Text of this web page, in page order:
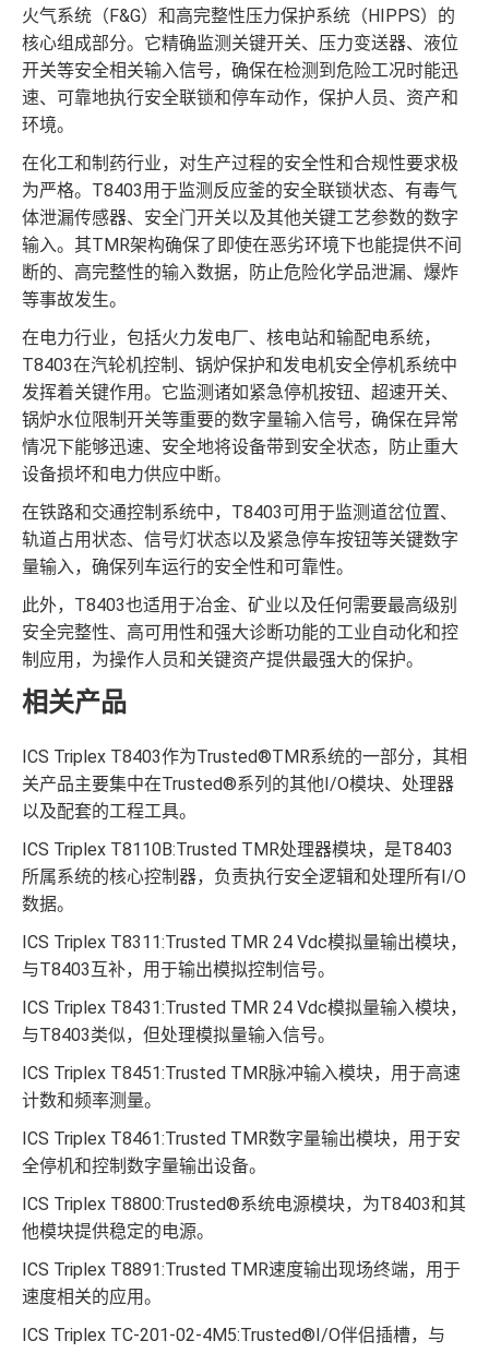
火气系统（F&G）和高完整性压力保护系统（HIPPS）的
核心组成部分。它精确监测关键开关、压力变送器、液位
开关等安全相关输入信号，确保在检测到危险工况时能迅
速、可靠地执行安全联锁和停车动作，保护人员、资产和
环境。
在化工和制药行业，对生产过程的安全性和合规性要求极
为严格。T8403用于监测反应釜的安全联锁状态、有毒气
体泄漏传感器、安全门开关以及其他关键工艺参数的数字
输入。其TMR架构确保了即使在恶劣环境下也能提供不间
断的、高完整性的输入数据，防止危险化学品泄漏、爆炸
等事故发生。
在电力行业，包括火力发电厂、核电站和输配电系统，
T8403在汽轮机控制、锅炉保护和发电机安全停机系统中
发挥着关键作用。它监测诸如紧急停机按钮、超速开关、
锅炉水位限制开关等重要的数字量输入信号，确保在异常
情况下能够迅速、安全地将设备带到安全状态，防止重大
设备损坏和电力供应中断。
在铁路和交通控制系统中，T8403可用于监测道岔位置、
轨道占用状态、信号灯状态以及紧急停车按钮等关键数字
量输入，确保列车运行的安全性和可靠性。
此外，T8403也适用于冶金、矿业以及任何需要最高级别
安全完整性、高可用性和强大诊断功能的工业自动化和控
制应用，为操作人员和关键资产提供最强大的保护。
相关产品
ICS Triplex T8403作为Trusted®TMR系统的一部分，其相
关产品主要集中在Trusted®系列的其他I/O模块、处理器
以及配套的工程工具。
ICS Triplex T8110B:Trusted TMR处理器模块，是T8403
所属系统的核心控制器，负责执行安全逻辑和处理所有I/O
数据。
ICS Triplex T8311:Trusted TMR 24 Vdc模拟量输出模块，
与T8403互补，用于输出模拟控制信号。
ICS Triplex T8431:Trusted TMR 24 Vdc模拟量输入模块，
与T8403类似，但处理模拟量输入信号。
ICS Triplex T8451:Trusted TMR脉冲输入模块，用于高速
计数和频率测量。
ICS Triplex T8461:Trusted TMR数字量输出模块，用于安
全停机和控制数字量输出设备。
ICS Triplex T8800:Trusted®系统电源模块，为T8403和其
他模块提供稳定的电源。
ICS Triplex T8891:Trusted TMR速度输出现场终端，用于
速度相关的应用。
ICS Triplex TC-201-02-4M5:Trusted®I/O伴侣插槽，与